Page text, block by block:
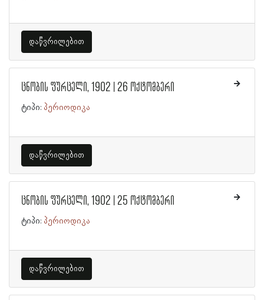
დაწვრილებით
ცნობის ფურცელი, 1902 | 26 ოქტომბერი
ტიპი: პერიოდიკა
დაწვრილებით
ცნობის ფურცელი, 1902 | 25 ოქტომბერი
ტიპი: პერიოდიკა
დაწვრილებით